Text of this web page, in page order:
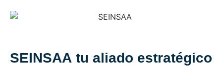
SEINSAA tu aliado estratégico